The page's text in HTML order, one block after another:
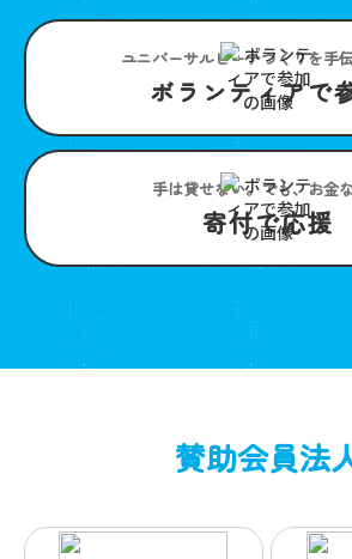
ユニバーサルビーチつくりを手
ボランティアで
手は貸せない。でも、お金
寄付で応援
賛助会員法